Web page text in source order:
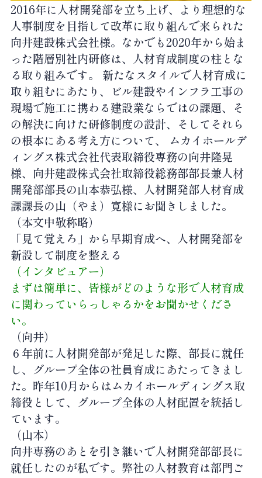
2016年に人材開発部を立ち上げ、より理想的な
人事制度を目指して改革に取り組んで来られた
向井建設株式会社様。なかでも2020年から始ま
った階層別社内研修は、人材育成制度の柱とな
る取り組みです。 新たなスタイルで人材育成に
取り組むにあたり、ビル建設やインフラ工事の
現場で施工に携わる建設業ならではの課題、そ
の解決に向けた研修制度の設計、そしてそれら
の根本にある考え方について、 ムカイホールデ
ィングス株式会社代表取締役専務の向井隆晃
様、向井建設株式会社取締役総務部部長兼人材
開発部部長の山本恭弘様、人材開発部人材育成
課課長の山（やま）寛様にお聞きしました。
（本文中敬称略）
「見て覚えろ」から早期育成へ、人材開発部を
新設して制度を整える
（インタビュアー）
まずは簡単に、皆様がどのような形で人材育成
に関わっていらっしゃるかをお聞かせくださ
い。
（向井）
６年前に人材開発部が発足した際、部長に就任
し、グループ全体の社員育成にあたってきまし
た。昨年10月からはムカイホールディングス取
締役として、グループ全体の人材配置を統括し
ています。
（山本）
向井専務のあとを引き継いで人材開発部部長に
就任したのが私です。弊社の人材教育は部門ご